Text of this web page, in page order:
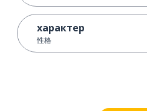
характер
性格